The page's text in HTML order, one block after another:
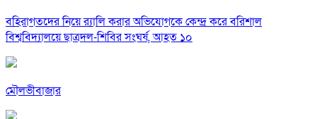
বহিরাগতদের নিয়ে র‍্যালি করার অভিযোগকে কেন্দ্র করে বরিশাল
বিশ্ববিদ্যালয়ে ছাত্রদল-শিবির সংঘর্ষ, আহত ১০
মৌলভীবাজার